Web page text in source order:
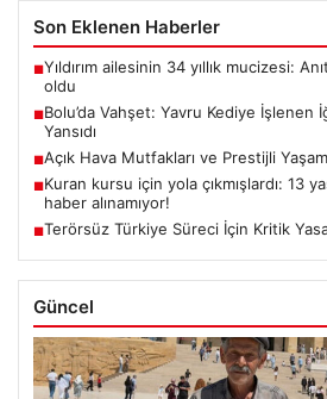
Son Eklenen Haberler
■Yıldırım ailesinin 34 yıllık mucizesi:
oldu
■Bolu’da Vahşet: Yavru Kediye İşlenen
Yansıdı
■Açık Hava Mutfakları ve Prestijli
■Kuran kursu için yola çıkmışlardı: 13
haber alınamıyor!
■Terörsüz Türkiye Süreci İçin Kritik
Güncel